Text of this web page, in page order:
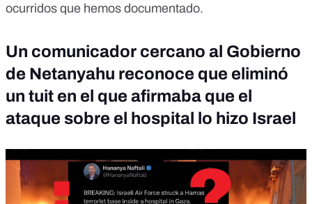
ocurridos que hemos documentado.
Un comunicador cercano al Gobierno
de Netanyahu reconoce que eliminó
un tuit en el que afirmaba que el
ataque sobre el hospital lo hizo Israel